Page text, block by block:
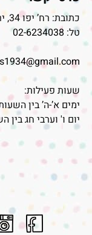
כתובת: רח’ יפו 34, ירושלים
טל: 02-6234038
שעות פעילות:
ימים א’-ה’ בין השעות 09:30-
יום ו' וערבי חג בין השעות